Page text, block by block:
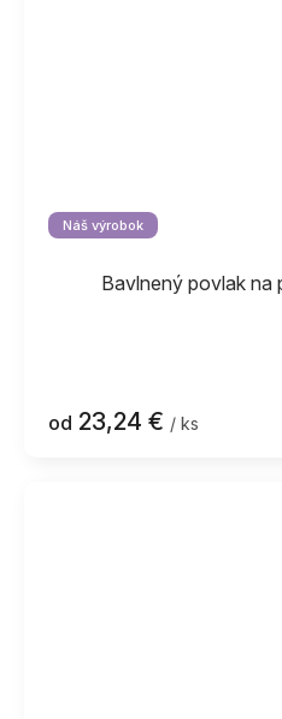
Náš výrobok
Bavlnený povlak na
od 23,24 € / ks